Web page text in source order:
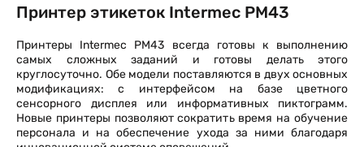
Принтер этикеток Intermec PM43
Принтеры Intermec PM43 всегда готовы к выполнению
самых сложных заданий и готовы делать этого
круглосуточно. Обе модели поставляются в двух основных
модификациях: с интерфейсом на базе цветного
сенсорного дисплея или информативных пиктограмм.
Новые принтеры позволяют сократить время на обучение
персонала и на обеспечение ухода за ними благодаря